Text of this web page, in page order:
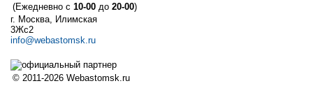
(Ежедневно с 10-00 до 20-00)
г. Москва, Илимская
3Жс2
info@webastomsk.ru
© 2011-2026 Webastomsk.ru